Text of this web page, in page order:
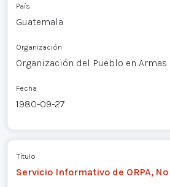
País
Guatemala
Organización
Organización del Pueblo en Armas
Fecha
1980-09-27
Título
Servicio Informativo de ORPA, Nº